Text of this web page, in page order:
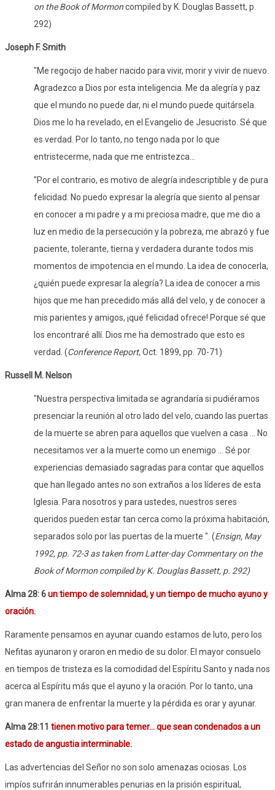
on the Book of Mormoncompiled by K. Douglas Bassett, p.
292)
Joseph F. Smith
"Me regocijo de haber nacido para vivir, morir y vivir de nuevo.
Agradezco a Dios por esta inteligencia. Me da alegría y paz
que el mundo no puede dar, ni el mundo puede quitársela.
Dios me lo ha revelado, en el Evangelio de Jesucristo. Sé que
es verdad. Por lo tanto, no tengo nada por lo que
entristecerme, nada que me entristezca...
"Por el contrario, es motivo de alegría indescriptible y de pura
felicidad. No puedo expresar la alegría que siento al pensar
en conocer a mi padre y a mi preciosa madre, que me dio a
luz en medio de la persecución y la pobreza, me abrazó y fue
paciente, tolerante, tierna y verdadera durante todos mis
momentos de impotencia en el mundo. La idea de conocerla,
¿quién puede expresar la alegría? La idea de conocer a mis
hijos que me han precedido más allá del velo, y de conocer a
mis parientes y amigos, ¡qué felicidad ofrece! Porque sé que
los encontraré allí. Dios me ha demostrado que esto es
verdad. (Conference Report, Oct. 1899, pp. 70-71)
Russell M. Nelson
"Nuestra perspectiva limitada se agrandaría si pudiéramos
presenciar la reunión al otro lado del velo, cuando las puertas
de la muerte se abren para aquellos que vuelven a casa ... No
necesitamos ver a la muerte como un enemigo ... Sé por
experiencias demasiado sagradas para contar que aquellos
que han llegado antes no son extraños a los líderes de esta
Iglesia. Para nosotros y para ustedes, nuestros seres
queridos pueden estar tan cerca como la próxima habitación,
separados solo por las puertas de la muerte ". (Ensign, May
1992, pp. 72-3 as taken from Latter-day Commentary on the
Book of Mormon compiled by K. Douglas Bassett, p. 292)
Alma 28: 6un tiempo de solemnidad, y un tiempo de mucho ayuno y
oración.
Raramente pensamos en ayunar cuando estamos de luto, pero los
Nefitas ayunaron y oraron en medio de su dolor. El mayor consuelo
en tiempos de tristeza es la comodidad del Espíritu Santo y nada nos
acerca al Espíritu más que el ayuno y la oración. Por lo tanto, una
gran manera de enfrentar la muerte y la pérdida es orar y ayunar.
Alma 28:11 tienen motivo para temer... que sean condenados a un
estado de angustia interminable.
Las advertencias del Señor no son solo amenazas ociosas. Los
impíos sufrirán innumerables penurias en la prisión espiritual,